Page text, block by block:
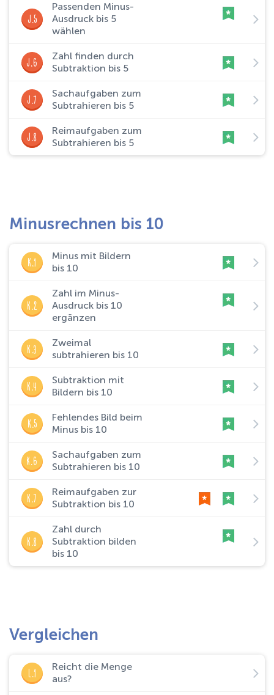
J.5
Passenden Minus-
Ausdruck bis 5
wählen
J.6
Zahl finden durch
Subtraktion bis 5
J.7
Sachaufgaben zum
Subtrahieren bis 5
J.8
Reimaufgaben zum
Subtrahieren bis 5
Minusrechnen bis 10
K.1
Minus mit Bildern
bis 10
K.2
Zahl im Minus-
Ausdruck bis 10
ergänzen
K.3
Zweimal
subtrahieren bis 10
K.4
Subtraktion mit
Bildern bis 10
K.5
Fehlendes Bild beim
Minus bis 10
K.6
Sachaufgaben zum
Subtrahieren bis 10
K.7
Reimaufgaben zur
Subtraktion bis 10
K.8
Zahl durch
Subtraktion bilden
bis 10
Vergleichen
L.1
Reicht die Menge
aus?